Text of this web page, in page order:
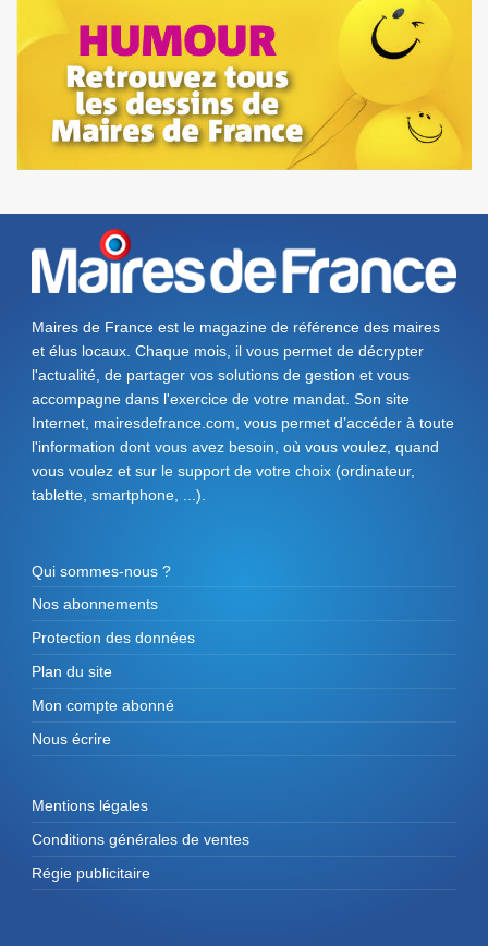
Maires de France est le magazine de référence des maires
et élus locaux. Chaque mois, il vous permet de décrypter
l'actualité, de partager vos solutions de gestion et vous
accompagne dans l'exercice de votre mandat. Son site
Internet, mairesdefrance.com, vous permet d’accéder à toute
l'information dont vous avez besoin, où vous voulez, quand
vous voulez et sur le support de votre choix (ordinateur,
tablette, smartphone, ...).
Qui sommes-nous ?
Nos abonnements
Protection des données
Plan du site
Mon compte abonné
Nous écrire
Mentions légales
Conditions générales de ventes
Régie publicitaire